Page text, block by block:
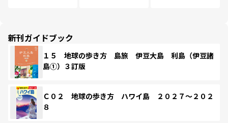
新刊ガイドブック
１５ 地球の歩き方 島旅 伊豆大島 利島（伊豆諸
島①）３訂版
Ｃ０２ 地球の歩き方 ハワイ島 ２０２７～２０２
８